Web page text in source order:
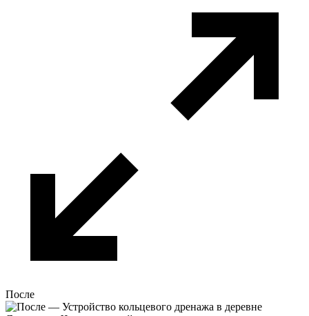
После